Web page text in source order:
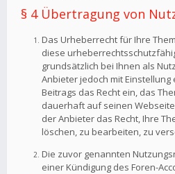
§ 4 Übertragung von
Das Urheberrecht für Ihre
diese
grundsätzlich bei Ihnen als
Anbieter jedoch mit
Beitrags das Recht ein, das
dauerhaft auf seinen
der Anbieter das Recht, Ihre
löschen, zu bearbeiten, zu
Die zuvor genannten
einer Kündigung des Foren-